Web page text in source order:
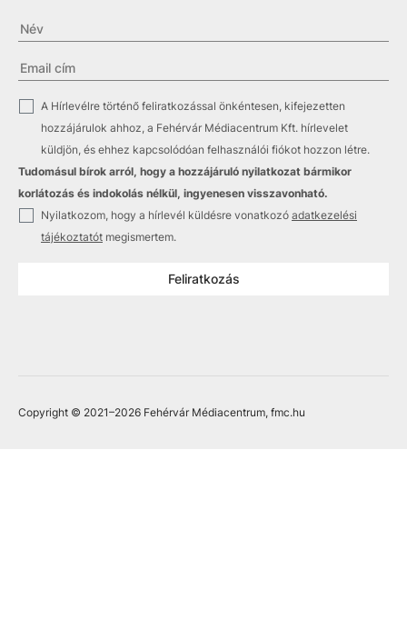
A Hírlevélre történő feliratkozással önkéntesen, kifejezetten
hozzájárulok ahhoz, a Fehérvár Médiacentrum Kft. hírlevelet
küldjön, és ehhez kapcsolódóan felhasználói fiókot hozzon létre.
Tudomásul bírok arról, hogy a hozzájáruló nyilatkozat bármikor
korlátozás és indokolás nélkül, ingyenesen visszavonható.
Nyilatkozom, hogy a hírlevél küldésre vonatkozó adatkezelési
tájékoztatót megismertem.
Feliratkozás
Copyright © 2021–2026 Fehérvár Médiacentrum, fmc.hu